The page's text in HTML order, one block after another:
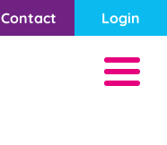
Contact Login